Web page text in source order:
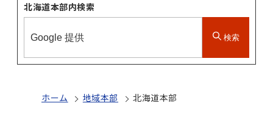
北海道本部内検索
検索
ホーム 地域本部 北海道本部